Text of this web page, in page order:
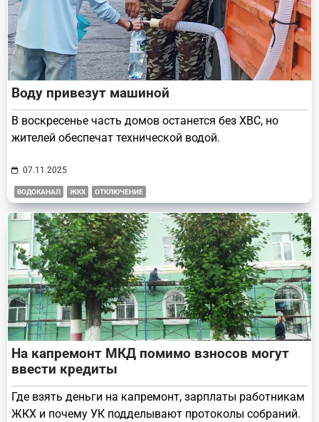
Воду привезут машиной
В воскресенье часть домов останется без ХВС, но
жителей обеспечат технической водой.
07.11.2025
ВОДОКАНАЛ ЖКХ ОТКЛЮЧЕНИЕ
На капремонт МКД помимо взносов могут
ввести кредиты
Где взять деньги на капремонт, зарплаты работникам
ЖКХ и почему УК подделывают протоколы собраний.